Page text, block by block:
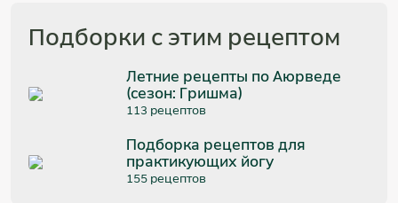
Подборки с этим рецептом
Летние рецепты по Аюрведе
(сезон: Гришма)
113 рецептов
Подборка рецептов для
практикующих йогу
155 рецептов